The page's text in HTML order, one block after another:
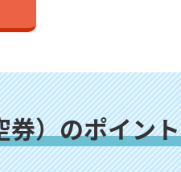
券）のポイント